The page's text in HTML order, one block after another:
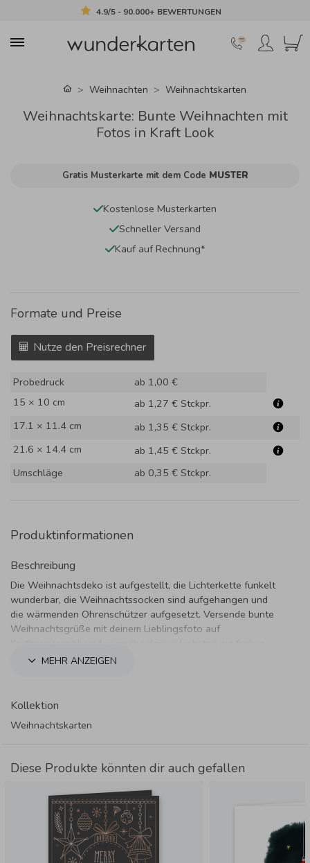
4.9/5 - 90.000+ BEWERTUNGEN
Weihnachten Weihnachtskarten
Weihnachtskarte: Bunte Weihnachten mit
Fotos in Kraft Look
Gratis Musterkarte mit dem Code MUSTER
Kostenlose Musterkarten
Schneller Versand
Kauf auf Rechnung*
Formate und Preise
Nutze den Preisrechner
Probedruck
ab 1,00 €
15 × 10 cm
ab 1,27 € Stckpr.
17.1 × 11.4 cm
ab 1,35 € Stckpr.
21.6 × 14.4 cm
ab 1,45 € Stckpr.
Umschläge
ab 0,35 € Stckpr.
Produktinformationen
Beschreibung
Die Weihnachtsdeko ist aufgestellt, die Lichterkette funkelt
wunderbar, die Weihnachtssocken sind aufgehangen und
die wärmenden Ohrenschützer aufgesetzt. Versende bunte
Weihnachtsgrüße mit deinem Lieblingsfoto auf
Fest.
MEHR ANZEIGEN
Kollektion
Weihnachtskarten
Diese Produkte könnten dir auch gefallen